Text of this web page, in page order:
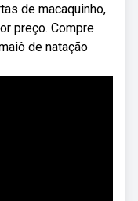
de macaquinho,
preço. Compre
de natação